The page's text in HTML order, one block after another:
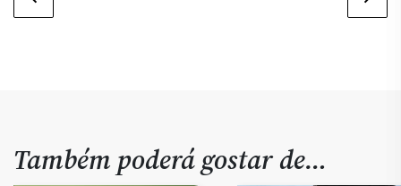
Também poderá gostar de…